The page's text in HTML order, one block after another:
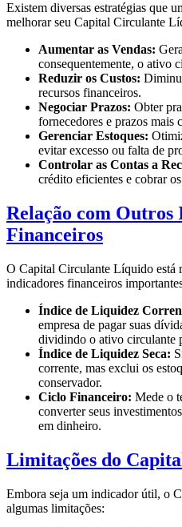
Existem diversas estratégias que
melhorar seu Capital Circulante
Aumentar as Vendas:
consequentemente, o ativo
Reduzir os Custos:
recursos financeiros.
Negociar Prazos: Obter
fornecedores e prazos mais
Gerenciar Estoques:
evitar excesso ou falta de
Controlar as Contas a
crédito eficientes e cobrar
Relação com Outros
Financeiros
O Capital Circulante Líquido está
indicadores financeiros
Índice de Liquidez
empresa de pagar suas
dividindo o ativo circulante
Índice de Liquidez Seca:
corrente, mas exclui os
conservador.
Ciclo Financeiro: Mede o
converter seus
em dinheiro.
Limitações do
Embora seja um indicador útil, o
algumas limitações: